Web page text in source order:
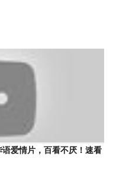
爱情片，百看不厌！速看